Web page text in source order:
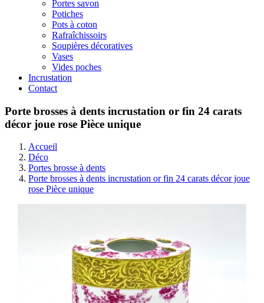
Portes savon
Potiches
Pots à coton
Rafraîchissoirs
Soupières décoratives
Vases
Vides poches
Incrustation
Contact
Porte brosses à dents incrustation or fin 24 carats
décor joue rose Pièce unique
Accueil
Déco
Portes brosse à dents
Porte brosses à dents incrustation or fin 24 carats décor joue
rose Pièce unique